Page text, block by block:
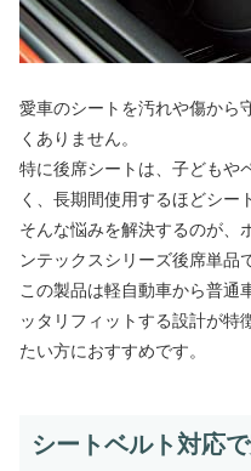
愛車のシートを汚れや傷から
くありません。
特に後席シートは、子どもや
く、長期間使用するほどシー
そんな悩みを解決するのが、
ンテックスシリーズ後席単品
この製品は軽自動車から普通
ッタリフィットする設計が特
たい方におすすめです。
シートベルト対応